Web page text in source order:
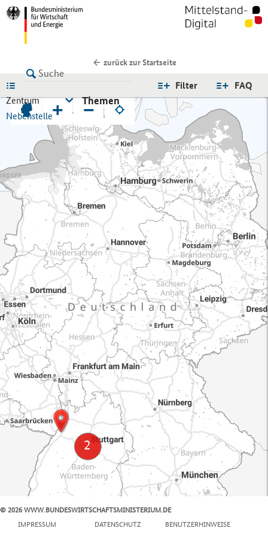
zurück zur Startseite
FAQ
Filter
Zentrum
Nebenstelle
Themen
+ −
© 2026 WWW.BUNDESWIRTSCHAFTSMINISTERIUM.DE
IMPRESSUM
DATENSCHUTZ BENUTZERHINWEISE